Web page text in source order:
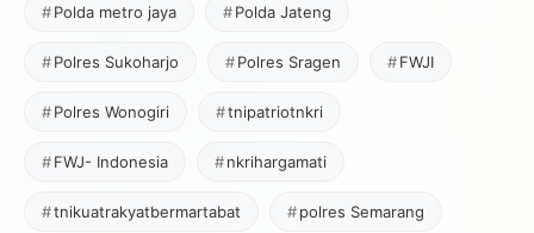
Polda metro jaya Polda Jateng
Polres Sukoharjo Polres Sragen FWJI
Polres Wonogiri tnipatriotnkri
FWJ- Indonesia nkrihargamati
tnikuatrakyatbermartabat polres Semarang